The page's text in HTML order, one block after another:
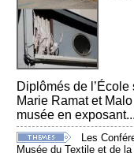
Diplômés de
Marie Ramat et
musée en exposant...
Les
Musée du Textile et de